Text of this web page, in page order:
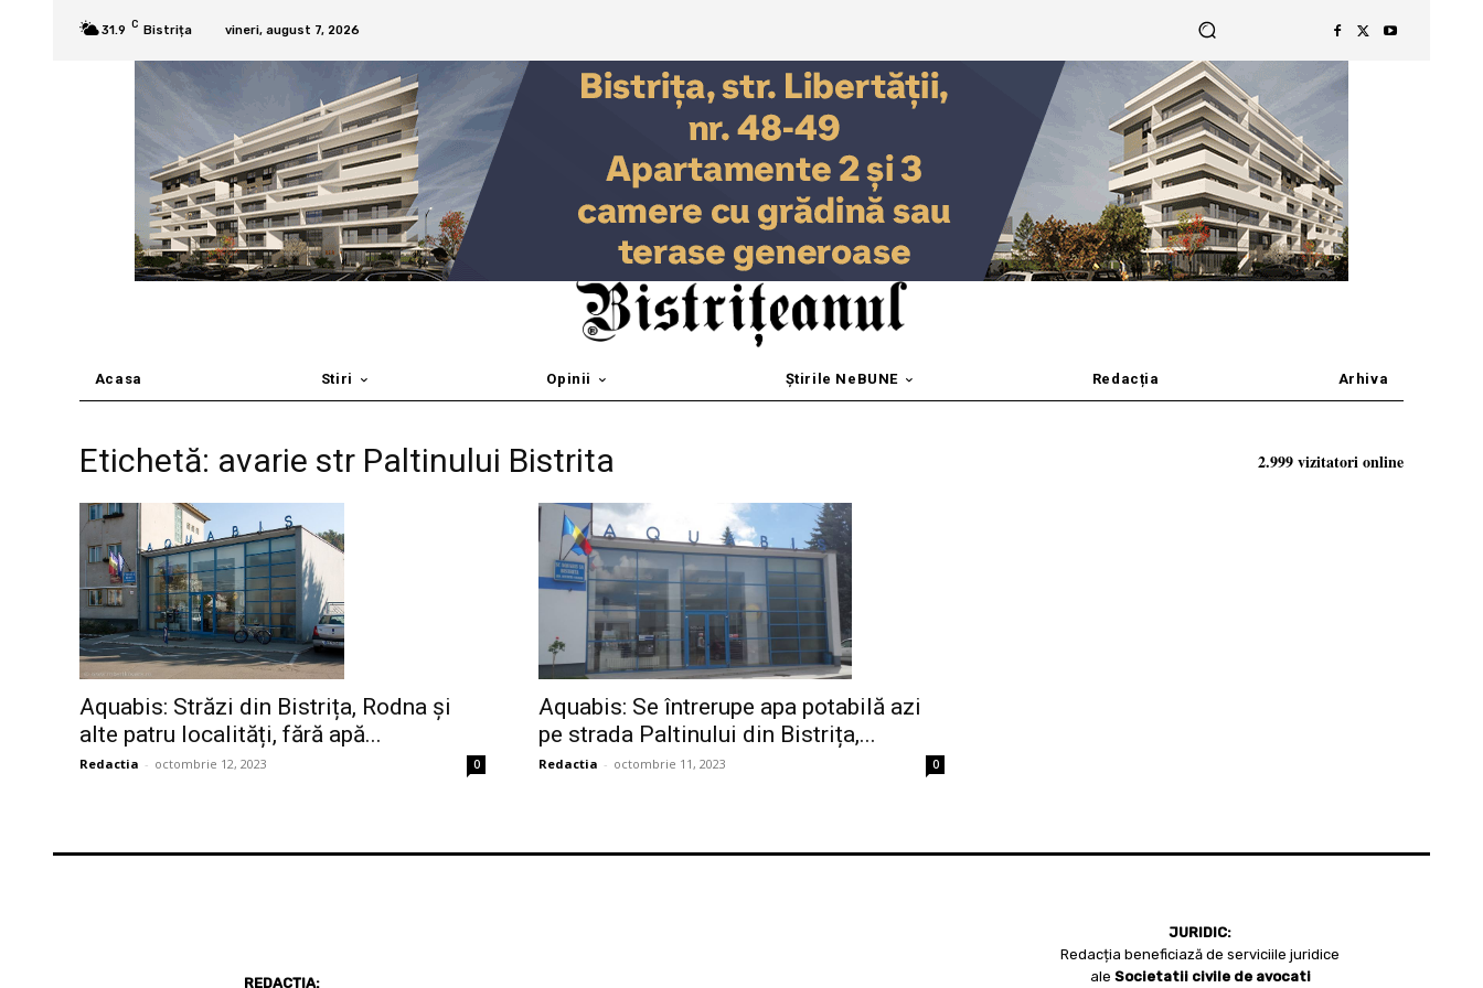
31.9 C Bistrița vineri, august 7, 2026
Acasa Stiri Opinii Știrile NeBUNE Redacția Arhiva
Etichetă: avarie str Paltinului Bistrita
Aquabis: Străzi din Bistrița, Rodna și
alte patru localități, fără apă...
Redactia - octombrie 12, 2023 0
Aquabis: Se întrerupe apa potabilă azi
pe strada Paltinului din Bistrița,...
Redactia - octombrie 11, 2023 0
2.999 vizitatori online
REDACȚIA:
JURIDIC:
Redacția beneficiază de serviciile juridice
ale Societatii civile de avocati